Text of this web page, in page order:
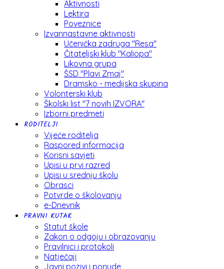
Aktivnosti
Lektira
Poveznice
Izvannastavne aktivnosti
Učenička zadruga "Resa"
Čitateljski klub "Kaliopa"
Likovna grupa
ŠSD "Plavi Zmaj"
Dramsko - medijska skupina
Volonterski klub
Školski list "7 novih IZVORA"
Izborni predmeti
RODITELJI
Vijeće roditelja
Raspored informacija
Korisni savjeti
Upisi u prvi razred
Upisi u srednju školu
Obrasci
Potvrde o školovanju
e-Dnevnik
PRAVNI KUTAK
Statut škole
Zakon o odgoju i obrazovanju
Pravilnici i protokoli
Natječaji
Javni pozivi i ponude